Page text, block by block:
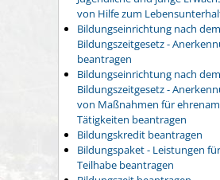
von Hilfe zum
Bildungseinrichtung nach dem
Bildungszeitgesetz -
beantragen
Bildungseinrichtung nach dem
Bildungszeitgesetz -
von Maßnahmen für
Tätigkeiten beantragen
Bildungskredit beantragen
Bildungspaket - Leistungen
Teilhabe beantragen